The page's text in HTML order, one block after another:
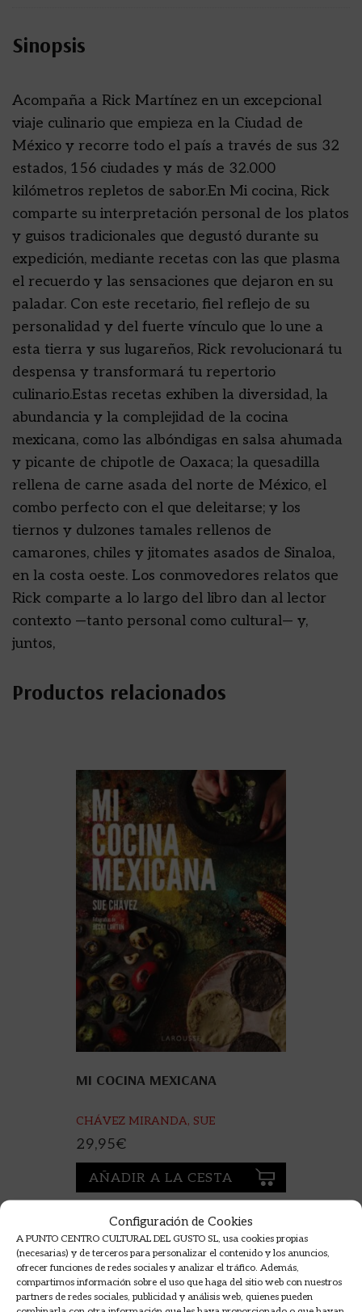
Configuración de Cookies
A PUNTO CENTRO CULTURAL DEL GUSTO SL, usa cookies propias
(necesarias) y de terceros para personalizar el contenido y los anuncios,
ofrecer funciones de redes sociales y analizar el tráfico. Además,
compartimos información sobre el uso que haga del sitio web con nuestros
partners de redes sociales, publicidad y análisis web, quienes pueden
Sinopsis
Acompaña a Rick Martínez en un excepcional
viaje culinario que empieza en la Ciudad de
México y recorre todo el país a través de sus 32
estados, 156 ciudades y más de 32.000
kilómetros repletos de sabor.En Mi cocina, Rick
comparte su interpretación personal de los platos
y guisos tradicionales que degustó durante su
expedición, mediante recetas con las que plasma
el recuerdo y las sensaciones que dejaron en su
paladar. Con este recetario, fiel reflejo de su
personalidad y del fuerte vínculo que lo une a
esta tierra y sus lugareños, Rick revolucionará tu
despensa y transformará tu repertorio
culinario.Estas recetas exhiben la diversidad, la
abundancia y la complejidad de la cocina
mexicana, como las albóndigas en salsa ahumada
y picante de chipotle de Oaxaca; la quesadilla
rellena de carne asada del norte de México, el
combo perfecto con el que deleitarse; y los
tiernos y dulzones tamales rellenos de
camarones, chiles y jitomates asados de Sinaloa,
en la costa oeste. Los conmovedores relatos que
Rick comparte a lo largo del libro dan al lector
contexto —tanto personal como cultural— y,
juntos,
Productos relacionados
MI COCINA MEXICANA
CHÁVEZ MIRANDA, SUE
29,95€
AÑADIR A LA CESTA